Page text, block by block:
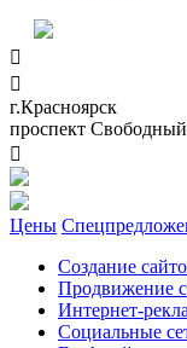


г.Красноярск
проспект

Цены
Создание
Продвижение
Интернет-
Социальные